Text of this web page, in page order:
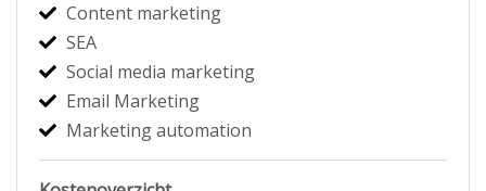
Content marketing
SEA
Social media marketing
Email Marketing
Marketing automation